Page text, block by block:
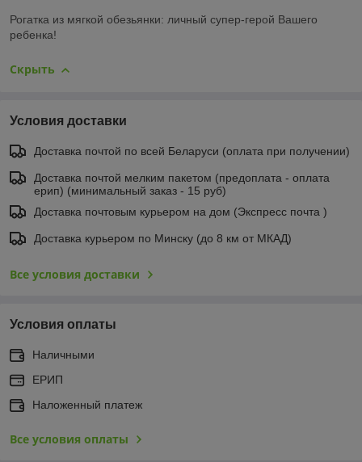
Рогатка из мягкой обезьянки: личный супер-герой Вашего
ребенка!
Скрыть
Условия доставки
Доставка почтой по всей Беларуси (оплата при получении)
Доставка почтой мелким пакетом (предоплата - оплата
ерип) (минимальный заказ - 15 руб)
Доставка почтовым курьером на дом (Экспресс почта )
Доставка курьером по Минску (до 8 км от МКАД)
Все условия доставки
Условия оплаты
Наличными
ЕРИП
Наложенный платеж
Все условия оплаты